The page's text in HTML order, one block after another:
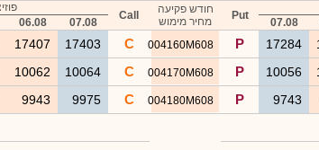
Put
07.08
17284
P
10056
P
9743
P
חודש פקיעה
מחיר מימוש
004160M608
004170M608
004180M608
Call
07.08
06.08
C
17407
C
10062
C
9943